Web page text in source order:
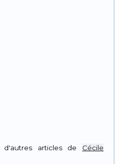
d'autres articles de Cécile